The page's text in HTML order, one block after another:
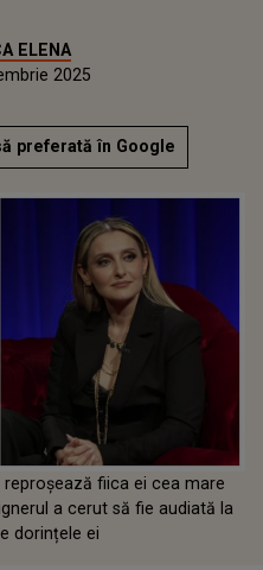
ELENA
2025
preferată în Google
fiica ei cea mare
a cerut să fie audiată la
dorințele ei